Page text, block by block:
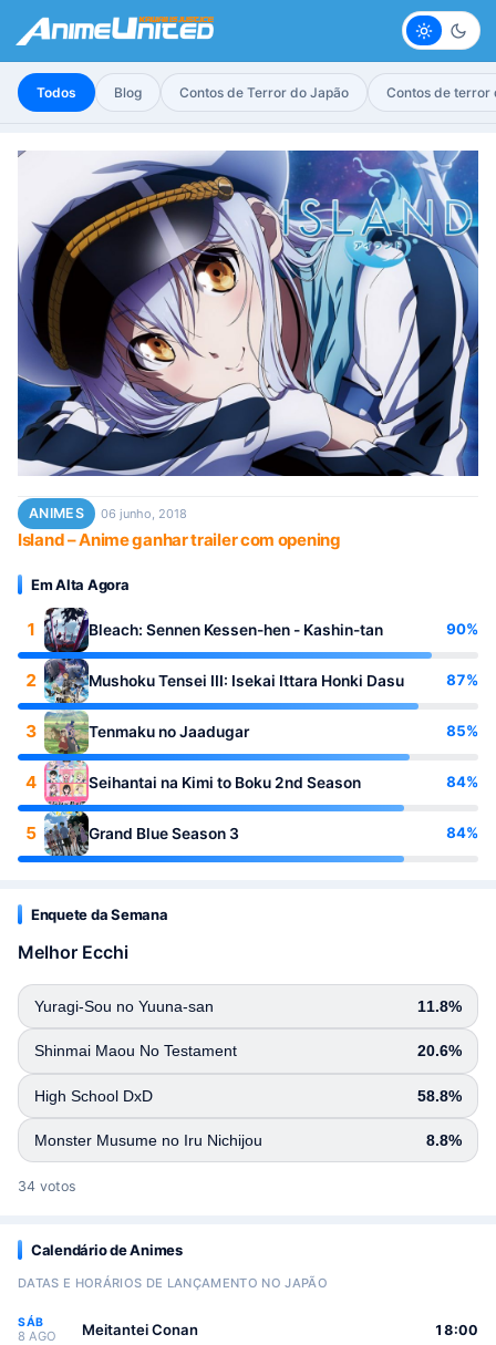
Claro
Todos Blog Contos de Terror do Japão Contos de terror
ANIMES 06 junho, 2018
Island – Anime ganhar trailer com opening
Em Alta Agora
1 Bleach: Sennen Kessen-hen - Kashin-tan 90%
2 Mushoku Tensei III: Isekai Ittara Honki Dasu 87%
3 Tenmaku no Jaadugar 85%
4 Seihantai na Kimi to Boku 2nd Season 84%
5 Grand Blue Season 3 84%
Enquete da Semana
Melhor Ecchi
Yuragi-Sou no Yuuna-san 11.8%
Shinmai Maou No Testament 20.6%
High School DxD 58.8%
Monster Musume no Iru Nichijou 8.8%
34 votos
Calendário de Animes
DATAS E HORÁRIOS DE LANÇAMENTO NO JAPÃO
SÁB
8 AGO Meitantei Conan 18:00